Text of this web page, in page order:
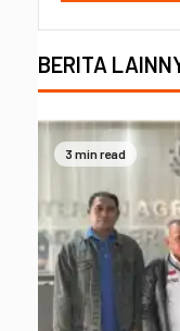
BERITA
3 min read